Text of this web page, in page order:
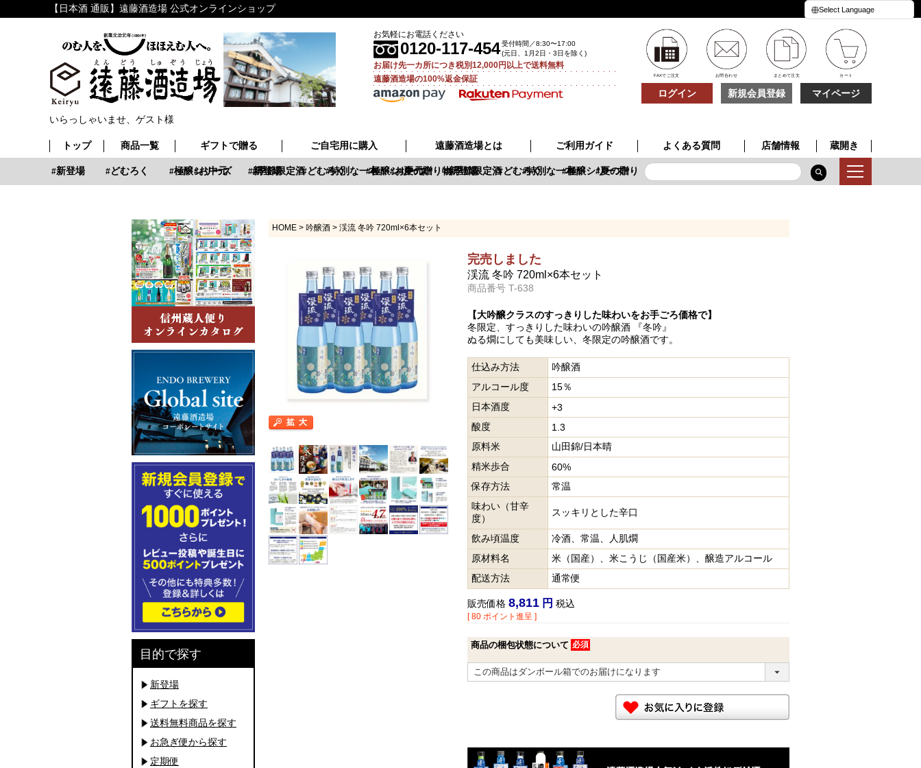
【日本酒 通販】遠藤酒造場 公式オンラインショップ
お気軽にお電話ください
0120-117-454受付時間／8:30〜17:00
(元日、1月2日・3日を除く)
お届け先一カ所につき税別12,000円以上で送料無料
遠藤酒造場の100%返金保証
FAXでご注文 お問合わせ まとめて注文 カート
ログイン 新規会員登録 マイページ
いらっしゃいませ、ゲスト様
トップ 商品一覧 ギフトで贈る ご自宅用に購入 遠藤酒造場とは ご利用ガイド よくある質問 店舗情報 蔵開き
新登場 どむろく 極醸シリーズ 季節限定酒 特別な一本 夏の贈り物
お中元 新登場 どむろく 極醸シリーズ 季節限定酒 特別な一本 夏の贈り物
お中元 新登場 どむろく 極醸シリーズ 季節限定酒 夏の贈り物
目的で探す
新登場
ギフトを探す
送料無料商品を探す
お急ぎ便から探す
定期便
HOME 吟醸酒 渓流 冬吟 720ml×6本セット
完売しました
渓流 冬吟 720ml×6本セット
商品番号 T-638
【大吟醸クラスのすっきりした味わいをお手ごろ価格で】
冬限定、すっきりした味わいの吟醸酒 『冬吟』
ぬる燗にしても美味しい、冬限定の吟醸酒です。
仕込み方法
吟醸酒
アルコール度
15％
日本酒度
+3
酸度
1.3
原料米
山田錦/日本晴
精米歩合
60%
保存方法
常温
味わい（甘辛
度）
スッキリとした辛口
飲み頃温度
冷酒、常温、人肌燗
原材料名
米（国産）、米こうじ（国産米）、醸造アルコール
配送方法
通常便
販売価格 8,811 税込
[ 80 ポイント進呈 ]
商品の梱包状態について